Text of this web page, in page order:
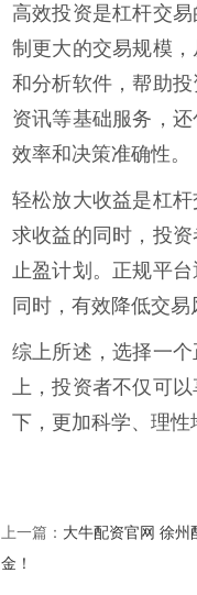
高效投资是杠杆交
制更大的交易规模
和分析软件，帮助
资讯等基础服务，
效率和决策准确性。
轻松放大收益是杠
求收益的同时，投
止盈计划。正规平
同时，有效降低交易
综上所述，选择一
上，投资者不仅可
下，更加科学、理性
上一篇： 大牛配资官网 徐州
金！